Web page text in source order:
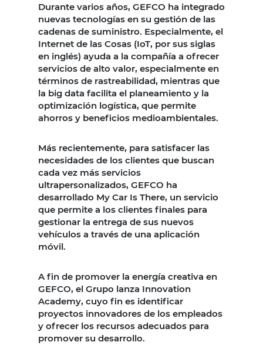
Durante varios años, GEFCO ha integrado
nuevas tecnologías en su gestión de las
cadenas de suministro. Especialmente, el
Internet de las Cosas (IoT, por sus siglas
en inglés) ayuda a la compañía a ofrecer
servicios de alto valor, especialmente en
términos de rastreabilidad, mientras que
la big data facilita el planeamiento y la
optimización logística, que permite
ahorros y beneficios medioambientales.
Más recientemente, para satisfacer las
necesidades de los clientes que buscan
cada vez más servicios
ultrapersonalizados, GEFCO ha
desarrollado My Car Is There, un servicio
que permite a los clientes finales para
gestionar la entrega de sus nuevos
vehículos a través de una aplicación
móvil.
A fin de promover la energía creativa en
GEFCO, el Grupo lanza Innovation
Academy, cuyo fin es identificar
proyectos innovadores de los empleados
y ofrecer los recursos adecuados para
promover su desarrollo.